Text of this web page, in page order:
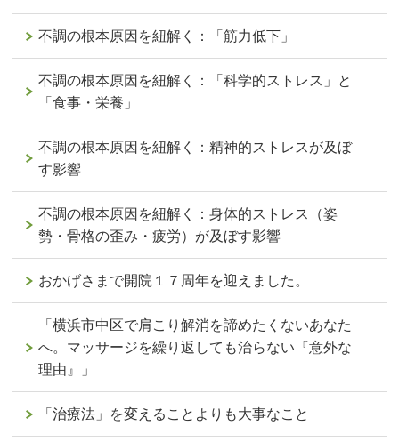
不調の根本原因を紐解く：「筋力低下」
不調の根本原因を紐解く：「科学的ストレス」と
「食事・栄養」
不調の根本原因を紐解く：精神的ストレスが及ぼ
す影響
不調の根本原因を紐解く：身体的ストレス（姿
勢・骨格の歪み・疲労）が及ぼす影響
おかげさまで開院１７周年を迎えました。
「横浜市中区で肩こり解消を諦めたくないあなた
へ。マッサージを繰り返しても治らない『意外な
理由』」
「治療法」を変えることよりも大事なこと